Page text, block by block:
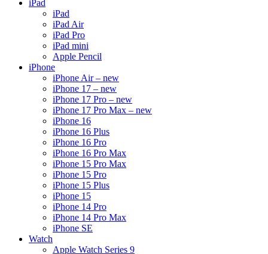
iPad
iPad
iPad Air
iPad Pro
iPad mini
Apple Pencil
iPhone
iPhone Air – new
iPhone 17 – new
iPhone 17 Pro – new
iPhone 17 Pro Max – new
iPhone 16
iPhone 16 Plus
iPhone 16 Pro
iPhone 16 Pro Max
iPhone 15 Pro Max
iPhone 15 Pro
iPhone 15 Plus
iPhone 15
iPhone 14 Pro
iPhone 14 Pro Max
iPhone SE
Watch
Apple Watch Series 9